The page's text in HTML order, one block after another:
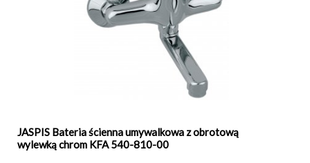
JASPIS Bateria ścienna umywalkowa z obrotową
wylewką chrom KFA 540-810-00